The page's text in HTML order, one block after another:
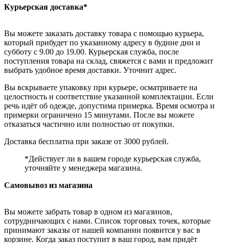
Курьерская доставка*
Вы можете заказать доставку товара с помощью курьера,
который прибудет по указанному адресу в будние дни и
субботу с 9.00 до 19.00. Курьерская служба, после
поступления товара на склад, свяжется с вами и предложит
выбрать удобное время доставки. Уточнит адрес.
Вы вскрываете упаковку при курьере, осматриваете на
целостность и соответствие указанной комплектации. Если
речь идёт об одежде, допустима примерка. Время осмотра и
примерки ограничено 15 минутами. После вы можете
отказаться частично или полностью от покупки.
Доставка бесплатна при заказе от 3000 рублей.
*Действует ли в вашем городе курьерская служба,
уточняйте у менеджера магазина.
Самовывоз из магазина
Вы можете забрать товар в одном из магазинов,
сотрудничающих с нами. Список торговых точек, которые
принимают заказы от нашей компании появится у вас в
корзине. Когда заказ поступит в ваш город, вам придёт